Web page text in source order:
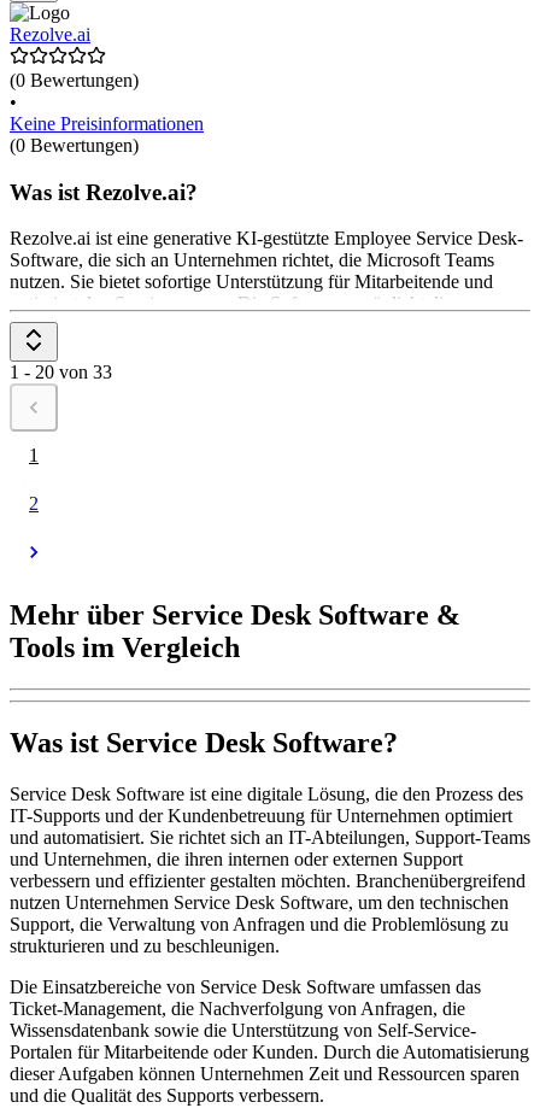
Rezolve.ai
(0 Bewertungen)
•
Keine Preisinformationen
(0 Bewertungen)
Was ist Rezolve.ai?
Rezolve.ai ist eine generative KI-gestützte Employee Service Desk-
Software, die sich an Unternehmen richtet, die Microsoft Teams
nutzen. Sie bietet sofortige Unterstützung für Mitarbeitende und
optimiert den Serviceprozess. Die Software ermöglicht die
Automatisierung von bis zu 35 % der Anfragen, integriert sich
nahtlos in MS Teams und bietet eine dynamische Wissensdatenbank.
Das Preismodell umfasst eine kostenlose Testversion und flexible
Optionen für Unternehmen.
1 - 20 von 33
1
2
Mehr über Service Desk Software &
Tools im Vergleich
Was ist Service Desk Software?
Service Desk Software ist eine digitale Lösung, die den Prozess des
IT-Supports und der Kundenbetreuung für Unternehmen optimiert
und automatisiert. Sie richtet sich an IT-Abteilungen, Support-Teams
und Unternehmen, die ihren internen oder externen Support
verbessern und effizienter gestalten möchten. Branchenübergreifend
nutzen Unternehmen Service Desk Software, um den technischen
Support, die Verwaltung von Anfragen und die Problemlösung zu
strukturieren und zu beschleunigen.
Die Einsatzbereiche von Service Desk Software umfassen das
Ticket-Management, die Nachverfolgung von Anfragen, die
Wissensdatenbank sowie die Unterstützung von Self-Service-
Portalen für Mitarbeitende oder Kunden. Durch die Automatisierung
dieser Aufgaben können Unternehmen Zeit und Ressourcen sparen
und die Qualität des Supports verbessern.